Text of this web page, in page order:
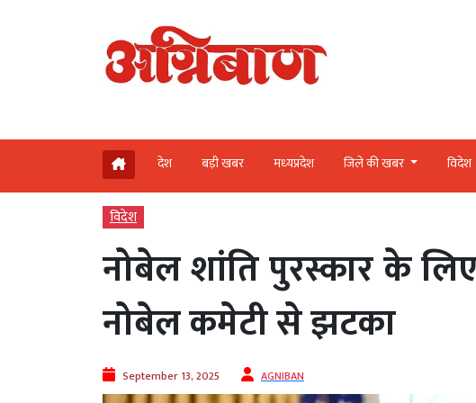
देश बड़ी खबर मध्‍यप्रदेश जिले की खबर विदेश
विदेश
नोबेल शांति पुरस्कार के
नोबेल कमेटी से झटका
September 13, 2025 AGNIBAN